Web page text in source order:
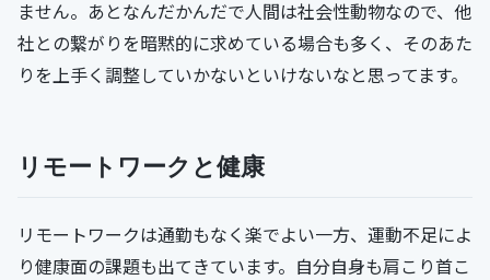
ません。あとなんだかんだで人間は社会性動物なので、他
社との繋がりを暗黙的に求めている場合も多く、そのあた
りを上手く調整していかないといけないなと思ってます。
リモートワークと健康
リモートワークは通勤もなく楽でよい一方、運動不足によ
り健康面の課題も出てきています。自分自身も肩こり首こ